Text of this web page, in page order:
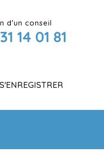
d'un conseil
14 01 81